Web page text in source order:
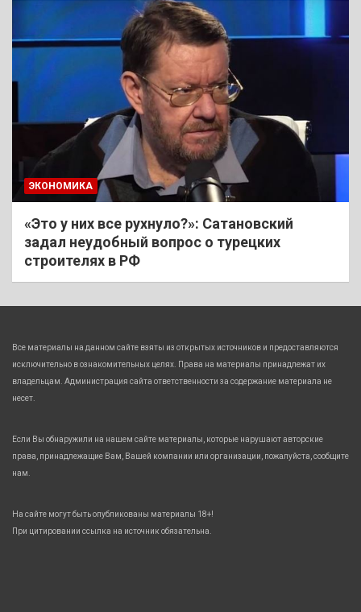
ЭКОНОМИКА
«Это у них все рухнуло?»: Сатановский
задал неудобный вопрос о турецких
строителях в РФ
Все материалы на данном сайте взяты из открытых источников и предоставляются
исключительно в ознакомительных целях. Права на материалы принадлежат их
владельцам. Администрация сайта ответственности за содержание материала не
несет.
Если Вы обнаружили на нашем сайте материалы, которые нарушают авторские
права, принадлежащие Вам, Вашей компании или организации, пожалуйста, сообщите
нам.
На сайте могут быть опубликованы материалы 18+!
При цитировании ссылка на источник обязательна.